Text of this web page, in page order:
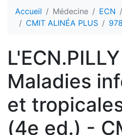
Accueil Médecine ECN
CMIT ALINÉA PLUS
Maladies
et
(4e ed.) -